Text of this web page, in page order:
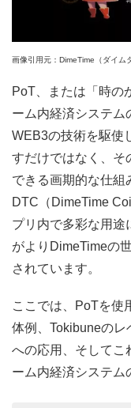
画像引用元：DimeTime（ダイム
PoT、または「時の
ーム内経済システム
WEB3の技術を駆使
すだけではなく、そ
できる画期的な仕組
DTC（DimeTime
プリ内で多彩な用途
がよりDimeTimeの
されています。
ここでは、PoTを使
体例、Tokibuneの
への応用、そしてこ
ーム内経済システム